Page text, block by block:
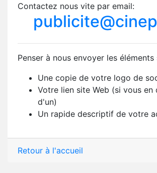
Contactez nous vite par email:
Penser à nous envoyer les éléments
Une copie de votre logo de
Votre lien site Web (si vous en
d'un)
Un rapide descriptif de votre
Retour à l'accueil